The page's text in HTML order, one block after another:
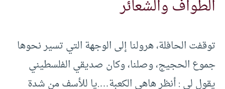
الطواف والشعائر
توقفت الحافلة، هرولنا إلى الوجهة التي تسير نحوها
جموع الحجيج، وصلنا، وكان صديقي الفلسطيني
يقول لي : أنظر هاهي الكعبة….يا للأسف من شدة